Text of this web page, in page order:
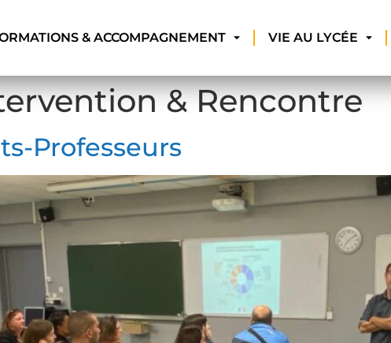
& ACCOMPAGNEMENT VIE AU LYCÉE
& Rencontre
Professeurs